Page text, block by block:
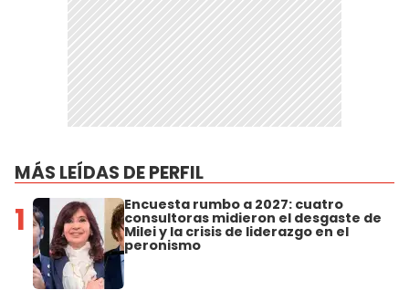
MÁS LEÍDAS DE PERFIL
1 Encuesta rumbo a 2027: cuatro
consultoras midieron el desgaste de
Milei y la crisis de liderazgo en el
peronismo